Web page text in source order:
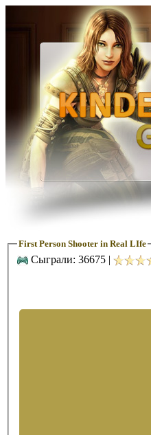
First Person Shooter in Real LIfe
Сыграли: 36675 |